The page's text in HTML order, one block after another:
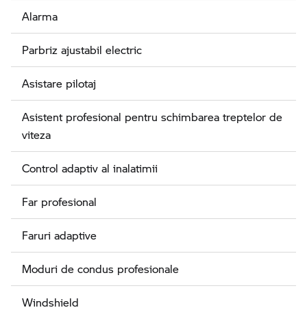
Alarma
Parbriz ajustabil electric
Asistare pilotaj
Asistent profesional pentru schimbarea treptelor de
viteza
Control adaptiv al inalatimii
Far profesional
Faruri adaptive
Moduri de condus profesionale
Windshield